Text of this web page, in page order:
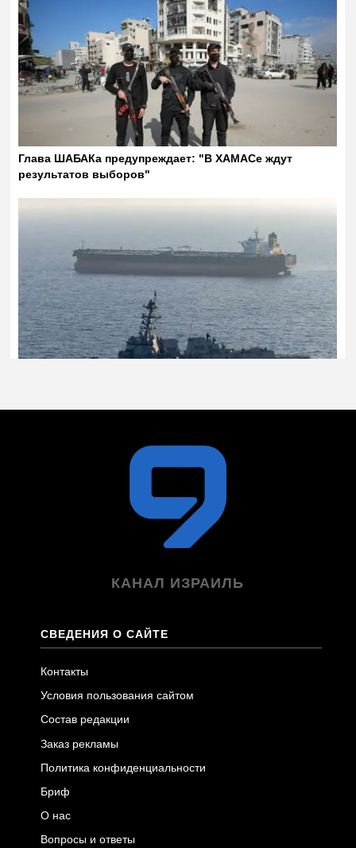
КАНАЛ ИЗРАИЛЬ
СВЕДЕНИЯ О САЙТЕ
Контакты
Условия пользования сайтом
Состав редакции
Заказ рекламы
Политика конфиденциальности
Бриф
О нас
Вопросы и ответы